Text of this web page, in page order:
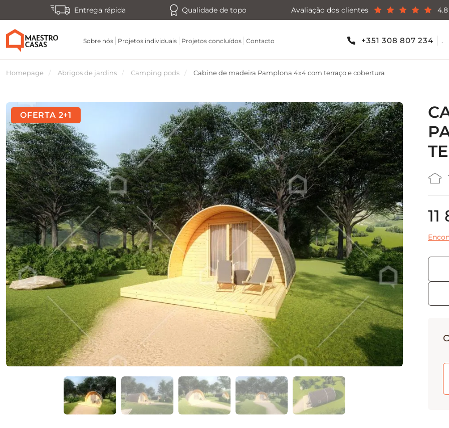
Entrega rápida Qualidade de topo Avaliação dos clientes 4.8
Sobre nós Projetos individuais Projetos concluídos Contacto +351 308 807 234 .
Homepage Abrigos de jardins Camping pods Cabine de madeira Pamplona 4x4 com terraço e cobertura
OFERTA 2+1